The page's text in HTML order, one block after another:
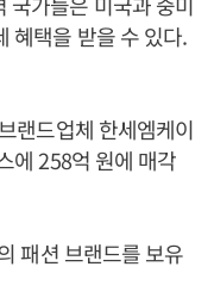
혜택을 받을 수 있다.
랜드업체 한세엠케이
에 258억 원에 매각
패션 브랜드를 보유